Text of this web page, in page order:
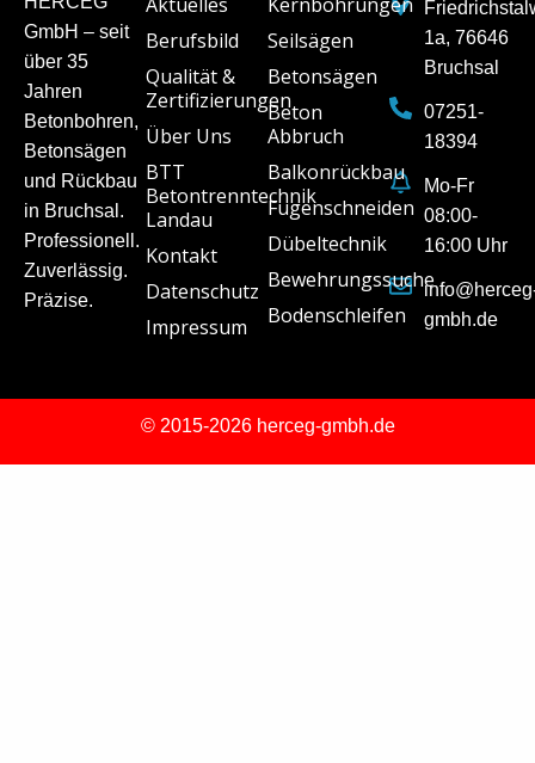
GmbH – seit
über 35
Jahren
Betonbohren,
Betonsägen
und Rückbau
in Bruchsal.
Professionell.
Zuverlässig.
Präzise.
Berufsbild
Qualität &
Zertifizierungen
Über Uns
BTT
Betontrenntechnik
Landau
Kontakt
Datenschutz
Impressum
Seilsägen
Betonsägen
Beton
Abbruch
Balkonrückbau
Fugenschneiden
Dübeltechnik
Bewehrungssuche
Bodenschleifen
1a, 76646
Bruchsal
07251-
18394
Mo-Fr
08:00-
16:00 Uhr
gmbh.de
© 2015-2026 herceg-gmbh.de